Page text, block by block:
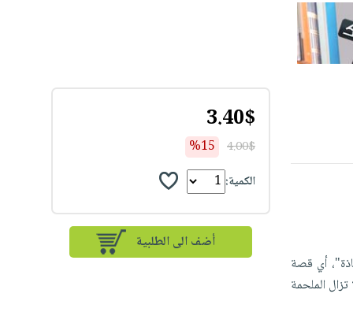
أي قصة
الملحمة
3.40$
4.00$
%15
الكمية:
أضف الى الطلبية